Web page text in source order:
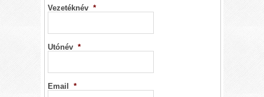
Vezetéknév *
Utónév *
Email *